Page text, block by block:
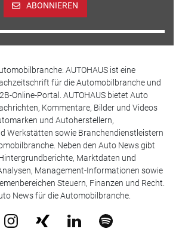
ABONNIEREN
AUTOHAUS ist eine
für die Automobilbranche und
Online-Portal. AUTOHAUS bietet Auto
Kommentare, Bilder und Videos
und Autoherstellern,
Werkstätten sowie Branchendienstleistern
Neben den Auto News gibt
Marktdaten und
Management-Informationen sowie
Steuern, Finanzen und Recht.
News für die Automobilbranche.